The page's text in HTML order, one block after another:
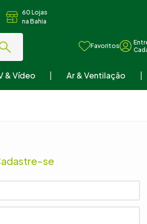
60 Lojas
na Bahia
Favoritos
& Vídeo Ar & Ventilação
se